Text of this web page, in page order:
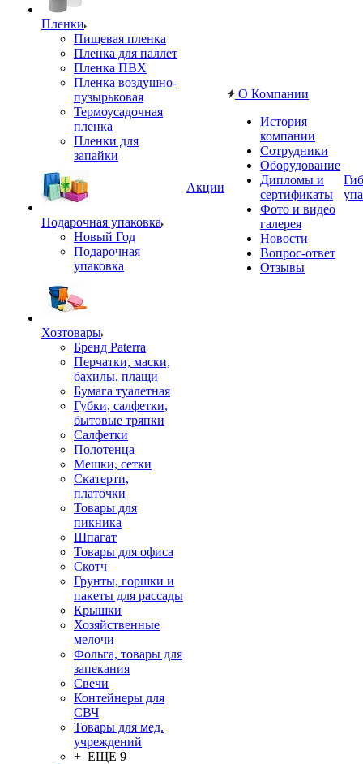
Пленки
Пищевая пленка
Пленка для паллет
Пленка ПВХ
Пленка воздушно-
пузырьковая
Термоусадочная
пленка
Пленки для
запайки
Подарочная упаковка
Новый Год
Подарочная
упаковка
Хозтовары
Бренд Paterra
Перчатки, маски,
бахилы, плащи
Бумага туалетная
Губки, салфетки,
бытовые тряпки
Салфетки
Полотенца
Мешки, сетки
Скатерти,
платочки
Товары для
пикника
Шпагат
Товары для офиса
Скотч
Грунты, горшки и
пакеты для рассады
Крышки
Хозяйственные
мелочи
Фольга, товары для
запекания
Свечи
Контейнеры для
СВЧ
Товары для мед.
учреждений
+ ЕЩЕ 9
Акции
О Компании
История
компании
Сотрудники
Оборудование
Дипломы и
сертификаты
Фото и видео
галерея
Новости
Вопрос-ответ
Отзывы